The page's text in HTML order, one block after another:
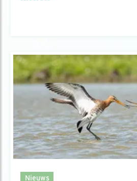
Nieuws